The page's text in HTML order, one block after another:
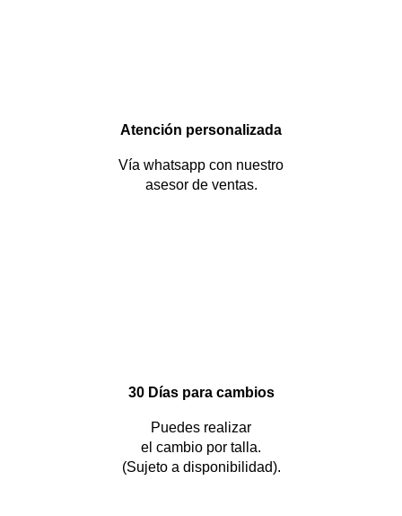
Atención personalizada
Vía whatsapp con nuestro
asesor de ventas.
30 Días para cambios
Puedes realizar
el cambio por talla.
(Sujeto a disponibilidad).